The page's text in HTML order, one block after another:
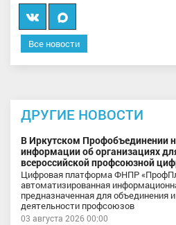
Вконтакте
Мы
в
MAX
Все новости
ДРУГИЕ НОВОСТИ
В Иркутском Профобъединении
информации об организациях
всероссийской профсоюзной
Цифровая платформа ФНПР
автоматизированная
предназначенная для объединения
деятельности профсоюзов
03 августа 2026 00:00